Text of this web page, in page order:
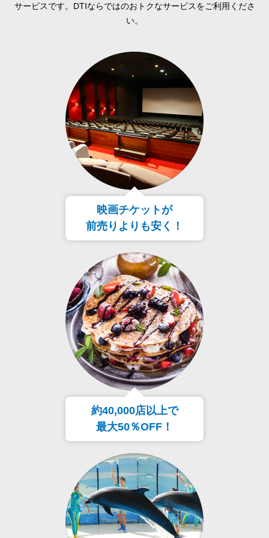
サービスです。DTIならではのおトクなサービスをご利用くださ
い。
映画チケットが
前売りよりも安く！
約40,000店以上で
最大50％OFF！